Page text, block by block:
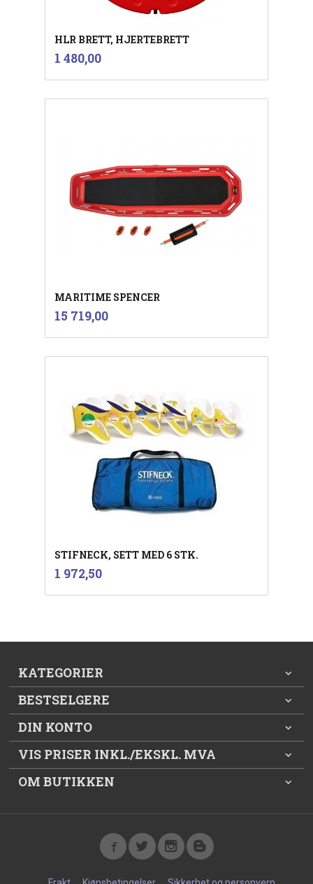
HLR BRETT, HJERTEBRETT
Pris
1 480,00mva.
MARITIME SPENCER
Pris
15 719,00mva.
STIFNECK, SETT MED 6 STK.
Pris
1 972,50mva.
KATEGORIER
BESTSELGERE
DIN KONTO
VIS PRISER INKL./EKSKL. MVA
OM BUTIKKEN